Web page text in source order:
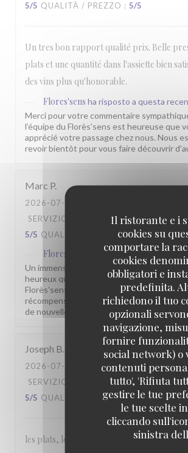
Il ristorante e i
cookies su
comportare la
cookies
obbligatori e
predefinita.
richiedono il tuo
opzionali
navigazione,
fornire
social network) o
contenuti
tutto', 'Rifiuta
gestire le tue
le tue scelte
cliccando
sinistra
5/5 QUALITÀ / PREZZO : 5/5
Un tres bon rapport qualité prix. Belle
plats et une quantité dans l'assiette bien
des vins plus qu'honorable.
Flores'sens ha risposto a questa
Merci pour votre commentaire
l’équipe du Florès’sens est heureuse que
apprécié votre passage chez nous. Nous
revoir bientôt pour vous faire découvrir
Marc P
2026-07-31
SERVIZIO
ATMOSFERA: 4/5
5/5 QUALITÀ / PREZZO: 5/5
Flores'sens
ha risposto a questa
Un immense merci pour vos 5 étoiles !
heureux que vous ayez apprécié votre
Florès’sens. Vos encouragements sont
récompense pour toute notre équipe. À
de nouvelles découvertes gustatives.
Joseph B
2026-07-26
- 13:00 - OSPITI 6
SERVIZIO
ATMOSFERA: 4/5
5/5 QUALITÀ / PREZZO: 5/5
les plats, le service, le prix des boissons